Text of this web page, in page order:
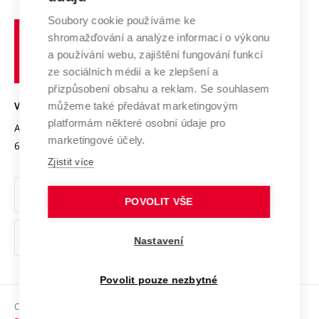
Systém zajišťování kvality výzkumu
Výzkumné infrastruktury
Transfer znalostí
Open Science
Projekty
Projekty ze strukturálních fondů
Specifický výzkum
Spolupráce se školami
Služby univerzity
Mezinárodní dohody
Univerzitní sítě
Profil univerzity
Udržitelná univerzita
Podnikavá univerzita / ContriBUTe
Bezpečná univerzita
Vyznamenání
Organizační struktura
Ochrana osobních údajů
odkaz)
Sociální bezpečí
učení
technické
VYSOKÉ UČENÍ TECHNICKÉ V BRNĚ
Antonínská 548/1
602 00 Brno
www.vut.cz
vut@vutbr.cz
Copyright © 2026 VUT
Soubory cookie používáme ke
shromažďování a analýze informací o výkonu
a používání webu, zajištění fungování funkcí
ze sociálních médií a ke zlepšení a
přizpůsobení obsahu a reklam. Se souhlasem
můžeme také předávat marketingovým
platformám některé osobní údaje pro
marketingové účely.
Zjistit více
POVOLIT VŠE
Nastavení
Povolit pouze nezbytné